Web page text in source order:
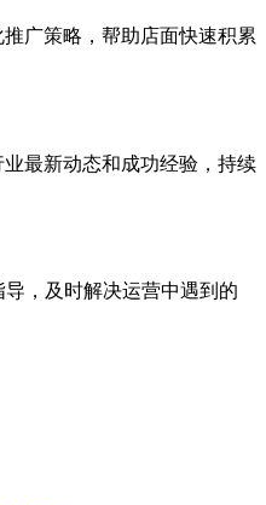
广策略，帮助店面快速积累
最新动态和成功经验，持续
，及时解决运营中遇到的